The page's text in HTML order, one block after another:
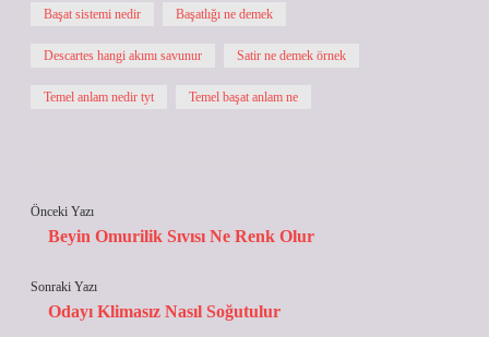
Başat sistemi nedir Başatlığı ne demek
Descartes hangi akımı savunur Satir ne demek örnek
Temel anlam nedir tyt Temel başat anlam ne
Önceki Yazı
Beyin Omurilik Sıvısı Ne Renk Olur
Sonraki Yazı
Odayı Klimasız Nasıl Soğutulur